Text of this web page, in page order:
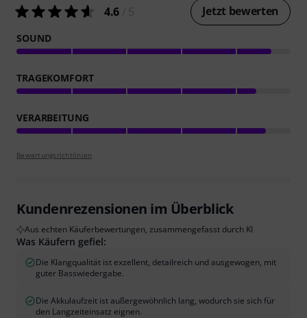
4.6 Jetzt bewerten
SOUND
TRAGEKOMFORT
VERARBEITUNG
Bewertungsrichtlinien
Kundenrezensionen im Überblick
Aus echten Käuferbewertungen, zusammengefasst durch KI
Was Käufern gefiel:
Die Klangqualität ist exzellent, detailreich und ausgewogen, mit
guter Basswiedergabe.
Die Akkulaufzeit ist außergewöhnlich lang, wodurch sie sich für
den Langzeiteinsatz eignen.